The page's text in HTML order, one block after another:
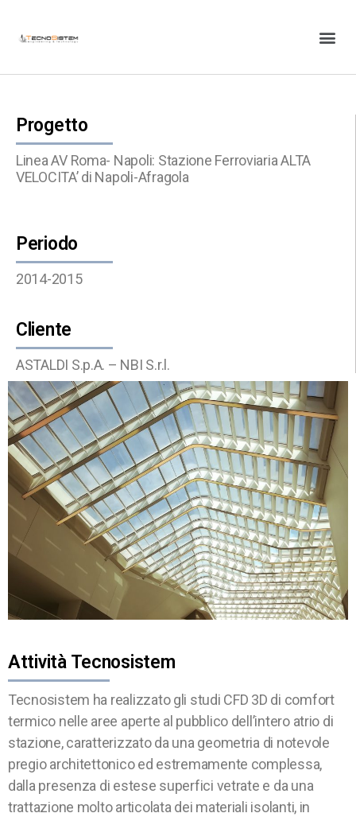
Progetto
Linea AV Roma- Napoli: Stazione Ferroviaria ALTA
VELOCITA’ di Napoli-Afragola
Periodo
2014-2015
Cliente
ASTALDI S.p.A. – NBI S.r.l.
Attività Tecnosistem
Tecnosistem ha realizzato gli studi CFD 3D di comfort
termico nelle aree aperte al pubblico dell’intero atrio di
stazione, caratterizzato da una geometria di notevole
pregio architettonico ed estremamente complessa,
dalla presenza di estese superfici vetrate e da una
trattazione molto articolata dei materiali isolanti, in